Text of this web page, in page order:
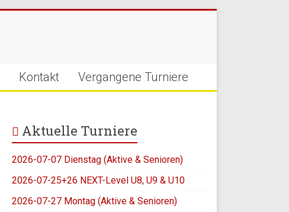
Kontakt Vergangene Turniere
Aktuelle Turniere
2026-07-07 Dienstag (Aktive & Senioren)
2026-07-25+26 NEXT-Level U8, U9 & U10
2026-07-27 Montag (Aktive & Senioren)